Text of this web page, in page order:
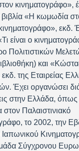
κινηματογράφο»,
βιβλία «Η κωμωδία
εκδ.
είναι ο
Πολιτιστικών
και
της Εταιρείας
Έχει οργανώσει
στην Ελλάδα, όπως
Παλαιστινιακό
το 2002, την
Σύγχρονου